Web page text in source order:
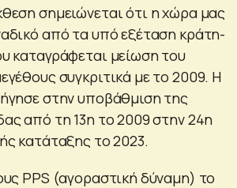
σημειώνεται ότι η χώρα μας
από τα υπό εξέταση κράτη-
καταγράφεται μείωση του
συγκριτικά με το 2009. Η
στην υποβάθμιση της
από τη 13η το 2009 στην 24η
κατάταξης το 2023.
PPS (αγοραστική δύναμη) το